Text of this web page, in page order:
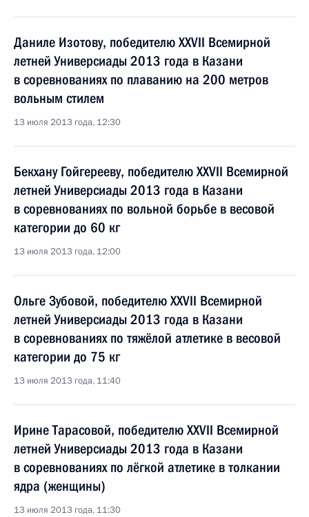
Даниле Изотову, победителю XXVII Всемирной
летней Универсиады 2013 года в Казани
в соревнованиях по плаванию на 200 метров
вольным стилем
13 июля 2013 года, 12:30
Бекхану Гойгерееву, победителю XXVII Всемирной
летней Универсиады 2013 года в Казани
в соревнованиях по вольной борьбе в весовой
категории до 60 кг
13 июля 2013 года, 12:00
Ольге Зубовой, победителю XXVII Всемирной
летней Универсиады 2013 года в Казани
в соревнованиях по тяжёлой атлетике в весовой
категории до 75 кг
13 июля 2013 года, 11:40
Ирине Тарасовой, победителю XXVII Всемирной
летней Универсиады 2013 года в Казани
в соревнованиях по лёгкой атлетике в толкании
ядра (женщины)
13 июля 2013 года, 11:30